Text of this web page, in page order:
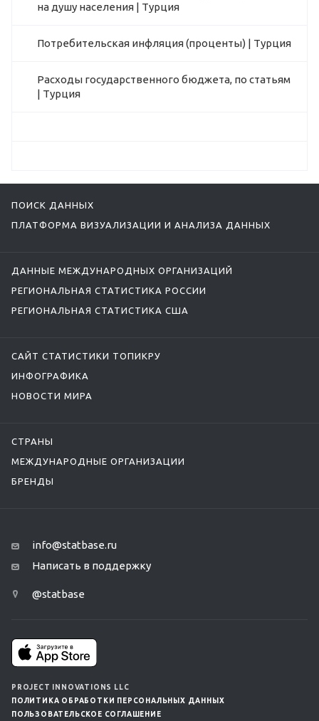
на душу населения | Турция
Потребительская инфляция (проценты) | Турция
Расходы государственного бюджета, по статьям
| Турция
ПОИСК ДАННЫХ
ПЛАТФОРМА ВИЗУАЛИЗАЦИИ И АНАЛИЗА ДАННЫХ
ДАННЫЕ МЕЖДУНАРОДНЫХ ОРГАНИЗАЦИЙ
РЕГИОНАЛЬНАЯ СТАТИСТИКА РОССИИ
РЕГИОНАЛЬНАЯ СТАТИСТИКА США
САЙТ СТАТИСТИКИ ТОПИКРУ
ИНФОГРАФИКА
НОВОСТИ МИРА
СТРАНЫ
МЕЖДУНАРОДНЫЕ ОРГАНИЗАЦИИ
БРЕНДЫ
info@statbase.ru
Написать в поддержку
@statbase
PROJECT INNOVATIONS LLC
ПОЛИТИКА ОБРАБОТКИ ПЕРСОНАЛЬНЫХ ДАННЫХ
ПОЛЬЗОВАТЕЛЬСКОЕ СОГЛАШЕНИЕ